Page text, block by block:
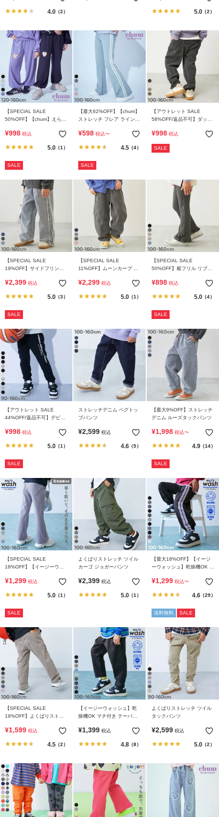
4.0（2） 5.0（2）
【SPECIAL SALE
50%OFF】【chum】えらべ
ニ裏毛 スウェットパンツ
¥998 税込
5.0（1）
SALE
【最大62%OFF】【chum】
ストレッチ フレア ラインパ
¥598 税込〜
4.5（4）
SALE
【アウトレット SALE
58%OFF/返品不可】ダッド
ロイ風ストレッチパンツ
¥998 税込
SALE
【SPECIAL SALE
19%OFF】サイドフリンジ
¥2,399 税込
5.0（3）
SALE
【SPECIAL SALE
11%OFF】ムーンカーブ デ
¥2,299 税込
5.0（1）
【SPECIAL SALE
50%OFF】裾フリル リブフ
¥898 税込
5.0（4）
SALE
【アウトレット SALE
44%OFF/返品不可】デビラ
ツ
¥998 税込
5.0（1）
SALE
ストレッチデニム ペグトッ
プパンツ
¥2,599 税込
4.6（5）
【最大9%OFF】ストレッチ
デニム ルーズタックパンツ
¥1,998 税込〜
4.9（14）
SALE
【SPECIAL SALE
18%OFF】【イージーウォ
ケット セミフレアパンツ
¥1,299 税込
5.0（1）
SALE
よくばりストレッチ ツイル
カーゴ ジョガーパンツ
¥2,399 税込
5.0（1）
【最大18%OFF】【イージ
ーウォッシュ】乾燥機OK え
ンツ
¥1,299 税込〜
4.6（29）
送料無料 SALE
【SPECIAL SALE
19%OFF】よくばりストレ
パンツ
¥1,599 税込
4.5（2）
【イージーウォッシュ】乾
燥機OK マチ付き テーパー
¥1,399 税込
4.8（8）
よくばりストレッチ ツイル
タックパンツ
¥2,599 税込
5.0（2）